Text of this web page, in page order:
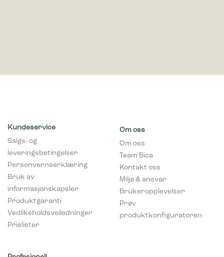
Kundeservice
Salgs- og
leveringsbetingelser
Personvernserklæring
Bruk av
informasjonskapsler
Produktgaranti
Vedlikeholdsveiledninger
Prislister
Om oss
Om oss
Team Bica
Kontakt oss
Miljø & ansvar
Brukeropplevelser
Prøv
produktkonfiguratoren
Profesjonell